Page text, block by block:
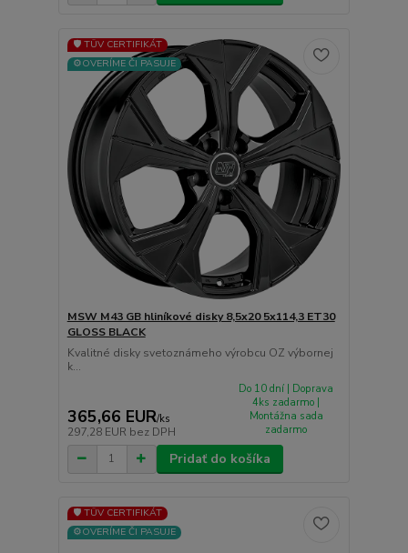
🛡️ TÜV CERTIFIKÁT
⚙️OVERÍME ČI PASUJE
MSW M43 GB hliníkové disky 8,5x20 5x114,3 ET30
GLOSS BLACK
Kvalitné disky svetoznámeho výrobcu OZ výbornej
k...
365,66 EUR/ks
297,28 EUR bez DPH
Do 10 dní | Doprava
4ks zadarmo |
Montážna sada
zadarmo
Pridať do košíka
🛡️ TÜV CERTIFIKÁT
⚙️OVERÍME ČI PASUJE